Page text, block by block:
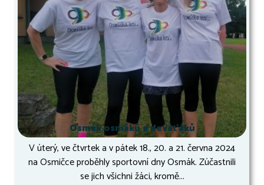
Osmák osmáků a deváťáků
V úterý, ve čtvrtek a v pátek 18., 20. a 21. června 2024
na Osmičce proběhly sportovní dny Osmák. Zúčastnili
se jich všichni žáci, kromě...